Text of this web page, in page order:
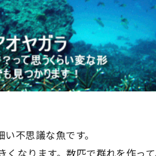
不思議な魚です。
なります。数匹で群れを作っ